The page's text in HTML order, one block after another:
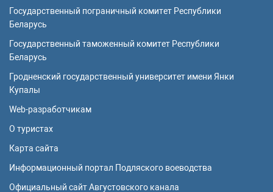
Государственный пограничный комитет Республики
Беларусь
Государственный таможенный комитет Республики
Беларусь
Гродненский государственный университет имени Янки
Купалы
Web-разработчикам
О туристах
Карта сайта
Информационный портал Подляского воеводства
Официальный сайт Августовского канала